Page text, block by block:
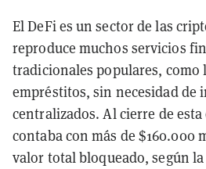
El DeFi es un sector de las
reproduce muchos servicios
tradicionales populares, como
empréstitos, sin necesidad de
centralizados. Al cierre de
contaba con más de $160.000
valor total bloqueado, según